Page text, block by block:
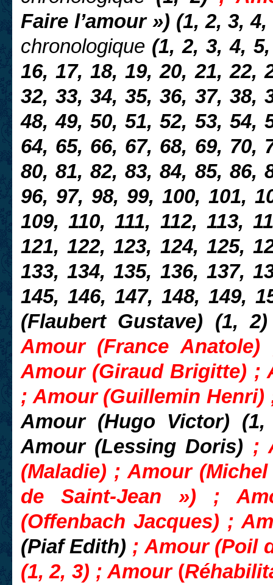
Faire l’amour ») (1, 2, 3,
chronologique(1, 2, 3, 4, 5,
16, 17, 18, 19, 20, 21, 22,
32, 33, 34, 35, 36, 37, 38,
48, 49, 50, 51, 52, 53, 54,
64, 65, 66, 67, 68, 69, 70,
80, 81, 82, 83, 84, 85, 86,
96, 97, 98, 99, 100, 101,
109, 110, 111, 112, 113,
121, 122, 123, 124, 125,
133, 134, 135, 136, 137,
145, 146, 147, 148, 149,
(Flaubert Gustave) (1, 2)
Amour (France
Amour (Giraud Brigitte) ;
; Amour (Guillemin
Amour (Hugo Victor)
Amour (Lessing Doris) ;
(Maladie) ; Amour
de Saint-Jean ») ;
(Offenbach Jacques) ;
(Piaf Edith) ; Amour (Poil
(1, 2, 3) ;Amour (